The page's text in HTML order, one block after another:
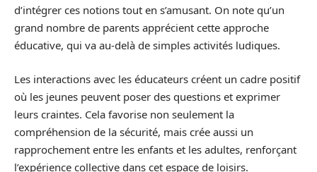
d’intégrer ces notions tout en s’amusant. On note qu’un
grand nombre de parents apprécient cette approche
éducative, qui va au-delà de simples activités ludiques.
Les interactions avec les éducateurs créent un cadre positif
où les jeunes peuvent poser des questions et exprimer
leurs craintes. Cela favorise non seulement la
compréhension de la sécurité, mais crée aussi un
rapprochement entre les enfants et les adultes, renforçant
l’expérience collective dans cet espace de loisirs.